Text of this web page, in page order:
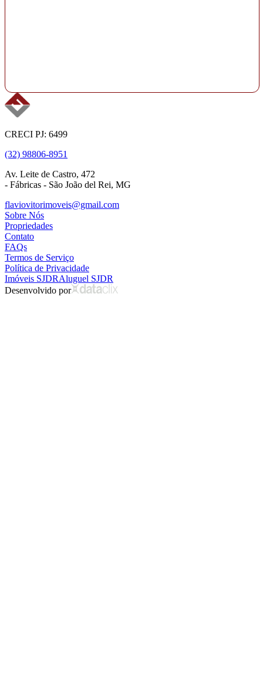
CRECI PJ: 6499
(32) 98806-8951
Av. Leite de Castro, 472
- Fábricas - São João del Rei, MG
flaviovitorimoveis@gmail.com
Sobre Nós
Propriedades
Contato
FAQs
Termos de Serviço
Política de Privacidade
Imóveis SJDRAluguel SJDR
Desenvolvido por